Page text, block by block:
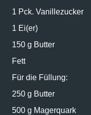
1 Pck. Vanillezucker
1 Ei(er)
150 g Butter
Fett
Für die Füllung:
250 g Butter
500 g Magerquark